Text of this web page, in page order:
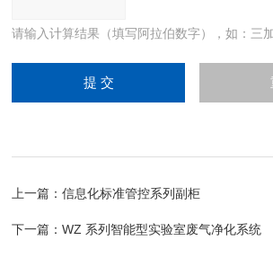
请输入计算结果（填写阿拉伯数字），如：三
上一篇：信息化标准管控系列副柜
下一篇：WZ 系列智能型实验室废气净化系统